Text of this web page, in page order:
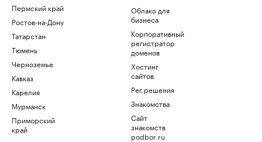
Пермский край
Ростов-на-Дону
Татарстан
Тюмень
Черноземье
Кавказ
Карелия
Мурманск
Приморский
край
Облако для
бизнеса
Корпоративный
регистратор
доменов
Хостинг
сайтов
Рег.решения
Знакомства
Сайт
знакомств
podbor.ru